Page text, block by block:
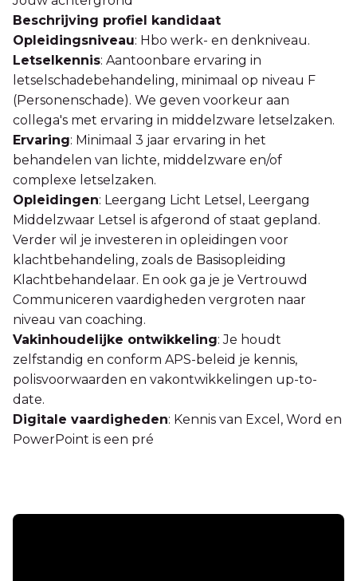
Beschrijving profiel kandidaat
Opleidingsniveau: Hbo werk- en denkniveau.
Letselkennis: Aantoonbare ervaring in
letselschadebehandeling, minimaal op niveau F
(Personenschade). We geven voorkeur aan
collega's met ervaring in middelzware letselzaken.
Ervaring: Minimaal 3 jaar ervaring in het
behandelen van lichte, middelzware en/of
complexe letselzaken.
Opleidingen: Leergang Licht Letsel, Leergang
Middelzwaar Letsel is afgerond of staat gepland.
Verder wil je investeren in opleidingen voor
klachtbehandeling, zoals de Basisopleiding
Klachtbehandelaar. En ook ga je je Vertrouwd
Communiceren vaardigheden vergroten naar
niveau van coaching.
Vakinhoudelijke ontwikkeling: Je houdt
zelfstandig en conform APS-beleid je kennis,
polisvoorwaarden en vakontwikkelingen up-to-
date.
Digitale vaardigheden: Kennis van Excel, Word en
PowerPoint is een pré